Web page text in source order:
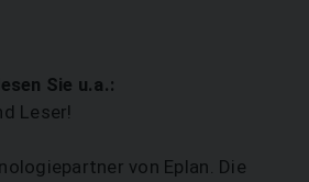
Sie u.a.:
Leser!
von Eplan. Die